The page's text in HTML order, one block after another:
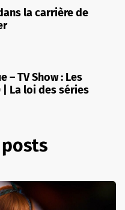
la carrière de
– TV Show : Les
| La loi des séries